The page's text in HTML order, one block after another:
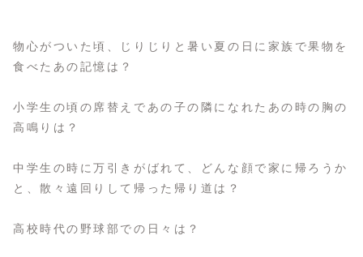
物心がついた頃、じりじりと暑い夏の日に家族で果物を
食べたあの記憶は？
小学生の頃の席替えであの子の隣になれたあの時の胸の
高鳴りは？
中学生の時に万引きがばれて、どんな顔で家に帰ろうか
と、散々遠回りして帰った帰り道は？
高校時代の野球部での日々は？